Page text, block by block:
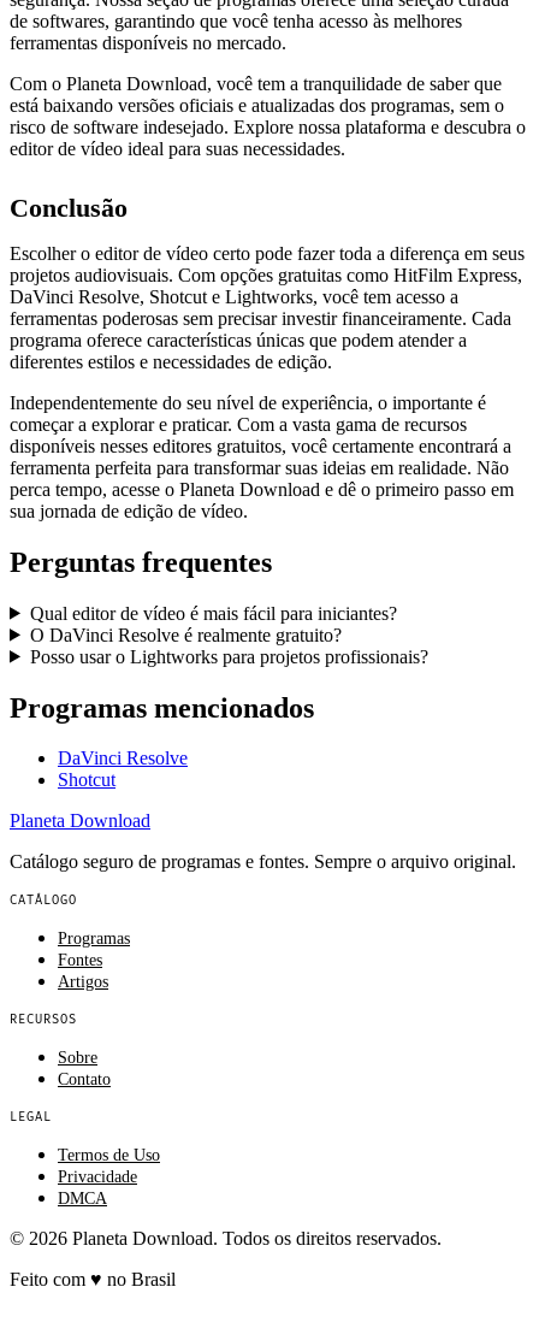
de softwares, garantindo que você tenha acesso às melhores
ferramentas disponíveis no mercado.
Com o Planeta Download, você tem a tranquilidade de saber que
está baixando versões oficiais e atualizadas dos programas, sem o
risco de software indesejado. Explore nossa plataforma e descubra o
editor de vídeo ideal para suas necessidades.
Conclusão
Escolher o editor de vídeo certo pode fazer toda a diferença em seus
projetos audiovisuais. Com opções gratuitas como HitFilm Express,
DaVinci Resolve, Shotcut e Lightworks, você tem acesso a
ferramentas poderosas sem precisar investir financeiramente. Cada
programa oferece características únicas que podem atender a
diferentes estilos e necessidades de edição.
Independentemente do seu nível de experiência, o importante é
começar a explorar e praticar. Com a vasta gama de recursos
disponíveis nesses editores gratuitos, você certamente encontrará a
ferramenta perfeita para transformar suas ideias em realidade. Não
perca tempo, acesse o Planeta Download e dê o primeiro passo em
sua jornada de edição de vídeo.
Perguntas frequentes
Qual editor de vídeo é mais fácil para iniciantes?
O DaVinci Resolve é realmente gratuito?
Posso usar o Lightworks para projetos profissionais?
Programas mencionados
DaVinci Resolve
Shotcut
Planeta Download
Catálogo seguro de programas e fontes. Sempre o arquivo original.
CATÁLOGO
Programas
Fontes
Artigos
RECURSOS
Sobre
Contato
LEGAL
Termos de Uso
Privacidade
DMCA
© 2026 Planeta Download. Todos os direitos reservados.
Feito com ♥ no Brasil